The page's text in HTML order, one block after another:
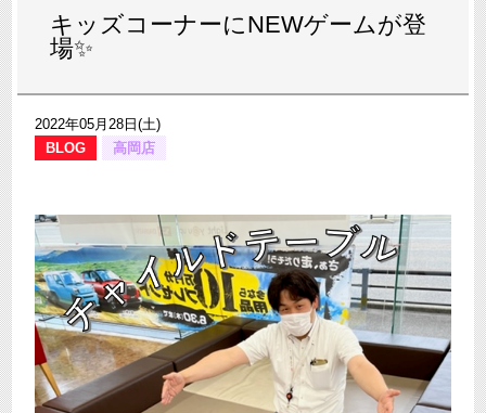
キッズコーナーにNEWゲームが登
場✨
2022年05月28日(土)
BLOG
高岡店